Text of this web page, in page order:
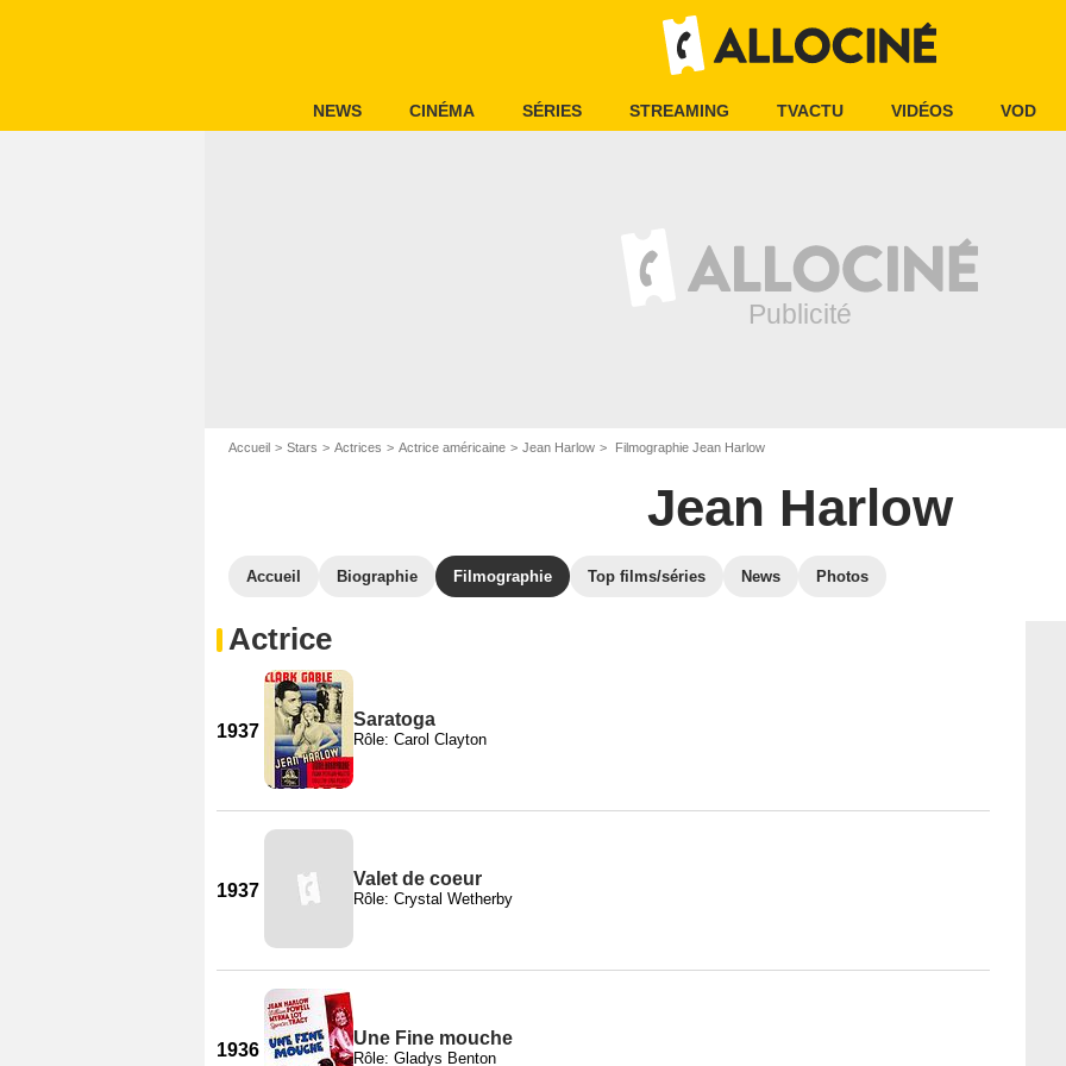
NEWS CINÉMA SÉRIES STREAMING TVACTU VIDÉOS VOD
Accueil Stars Actrices Actrice américaine Jean Harlow Filmographie Jean Harlow
Jean Harlow
Accueil Biographie Filmographie Top films/séries News Photos
Actrice
1937
Saratoga
Rôle: Carol Clayton
1937
Valet de coeur
Rôle: Crystal Wetherby
1936
Une Fine mouche
Rôle: Gladys Benton